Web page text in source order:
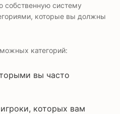
собственную систему
которые вы должны
категорий:
вы часто
которых вам